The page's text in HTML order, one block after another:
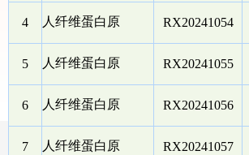
4 人纤维蛋白原 RX20241054
5 人纤维蛋白原 RX20241055
6 人纤维蛋白原 RX20241056
7 人纤维蛋白原 RX20241057